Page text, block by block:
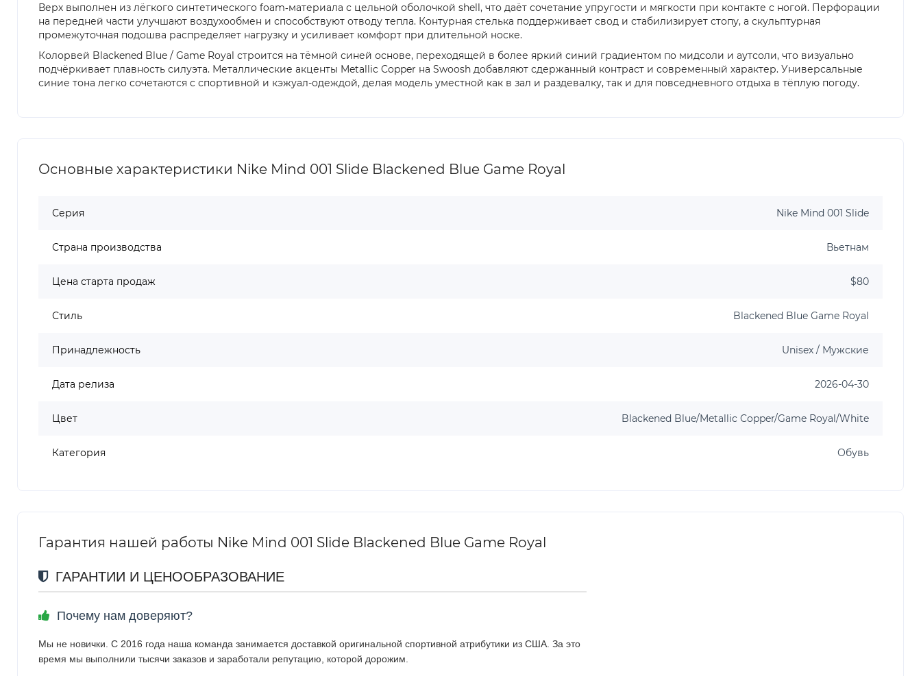
Верх выполнен из лёгкого синтетического foam‑материала с цельной оболочкой shell, что даёт сочетание упругости и мягкости при контакте с ногой. Перфорации
на передней части улучшают воздухообмен и способствуют отводу тепла. Контурная стелька поддерживает свод и стабилизирует стопу, а скульптурная
промежуточная подошва распределяет нагрузку и усиливает комфорт при длительной носке.
Колорвей Blackened Blue / Game Royal строится на тёмной синей основе, переходящей в более яркий синий градиентом по мидсоли и аутсоли, что визуально
подчёркивает плавность силуэта. Металлические акценты Metallic Copper на Swoosh добавляют сдержанный контраст и современный характер. Универсальные
синие тона легко сочетаются с спортивной и кэжуал-одеждой, делая модель уместной как в зал и раздевалку, так и для повседневного отдыха в тёплую погоду.
Основные характеристики Nike Mind 001 Slide Blackened Blue Game Royal
Серия Nike Mind 001 Slide
Страна производства Вьетнам
Цена старта продаж $80
Стиль Blackened Blue Game Royal
Принадлежность Unisex / Мужские
Дата релиза 2026-04-30
Цвет Blackened Blue/Metallic Copper/Game Royal/White
Категория Обувь
Гарантия нашей работы Nike Mind 001 Slide Blackened Blue Game Royal
ГАРАНТИИ И ЦЕНООБРАЗОВАНИЕ
Почему нам доверяют?
Мы не новички. С 2016 года наша команда занимается доставкой оригинальной спортивной атрибутики из США. За это
время мы выполнили тысячи заказов и заработали репутацию, которой дорожим.